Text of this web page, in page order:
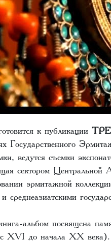
к публикации
Государственного
ведутся съемки
сектором
эрмитажной
среднеазиатскими
альбом посвящена
XVI до начала ХХ века).